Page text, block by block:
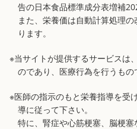
告の日本食品標準成分表増補
また、栄養価は自動計算処理
ります。
※当サイトが提供するサービスは
のであり、医療行為を行うもの
※医師の指示のもと栄養指導を受
導に従って下さい。
特に、腎症や心筋梗塞、脳梗